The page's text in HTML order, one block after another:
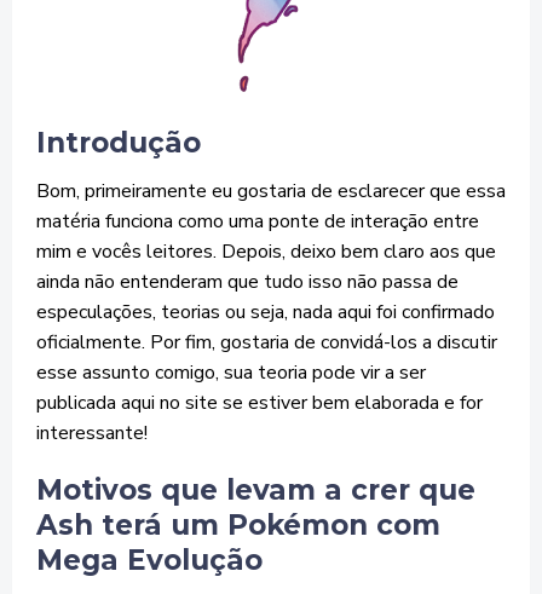
Introdução
Bom, primeiramente eu gostaria de esclarecer que essa
matéria funciona como uma ponte de interação entre
mim e vocês leitores. Depois, deixo bem claro aos que
ainda não entenderam que tudo isso não passa de
especulações, teorias ou seja, nada aqui foi confirmado
oficialmente. Por fim, gostaria de convidá-los a discutir
esse assunto comigo, sua teoria pode vir a ser
publicada aqui no site se estiver bem elaborada e for
interessante!
Motivos que levam a crer que
Ash terá um Pokémon com
Mega Evolução